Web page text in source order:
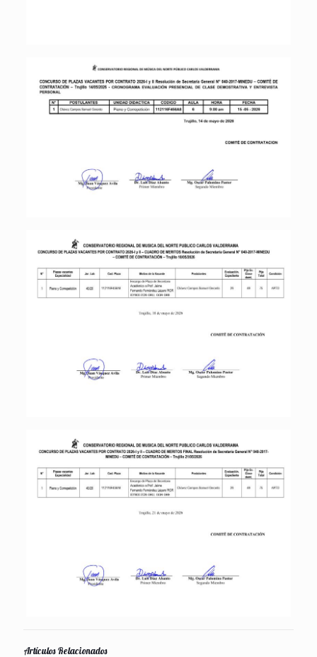
Artículos Relacionados